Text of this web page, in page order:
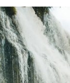
de Paria